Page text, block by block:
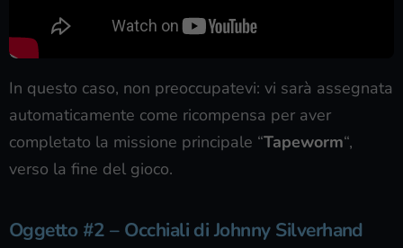
In questo caso, non preoccupatevi: vi sarà assegnata
automaticamente come ricompensa per aver
completato la missione principale “Tapeworm“,
verso la fine del gioco.
Oggetto #2 – Occhiali di Johnny Silverhand